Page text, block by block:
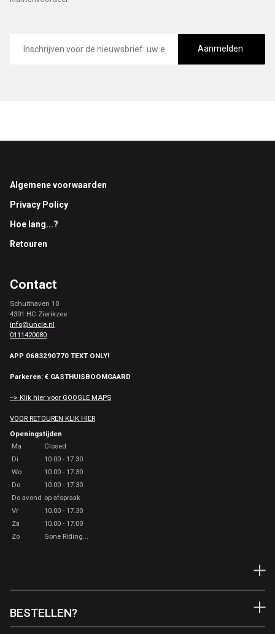
mailadres
Aanmelden
Footer
Algemene voorwaarden
Privacy Policy
Hoe lang...?
Retouren
Contact
Schuithaven 10
4301 HC Zierikzee
info@uncle.nl
0111420080
APP 0683290770 TEXT ONLY!
Parkeren: € GASTHUISBOOMGAARD
--> Klik hier voor GOOGLE MAPS
VOOR RETOUREN KLIK HIER
Openingstijden
Ma
Closed
Di
10.00 - 17.30
Wo
10.00 - 17.30
Do
10.00 - 17.30
Do avond op afspraak
Vr
10.00 - 17.30
Za
10.00 - 17.00
Zo
Gone Riding...
BESTELLEN?